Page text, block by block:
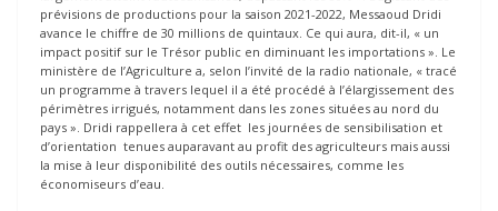
prévisions de productions pour la saison 2021-2022, Messaoud Dridi
avance le chiffre de 30 millions de quintaux. Ce qui aura, dit-il, « un
impact positif sur le Trésor public en diminuant les importations ». Le
ministère de l’Agriculture a, selon l’invité de la radio nationale, « tracé
un programme à travers lequel il a été procédé à l’élargissement des
périmètres irrigués, notamment dans les zones situées au nord du
pays ». Dridi rappellera à cet effet les journées de sensibilisation et
d’orientation tenues auparavant au profit des agriculteurs mais aussi
la mise à leur disponibilité des outils nécessaires, comme les
économiseurs d’eau.